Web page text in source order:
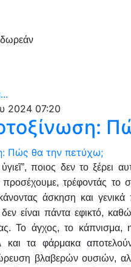
δωρεάν
2024 07:20
ποιος δεν το
τρέφοντάς το
άσκηση και γενικά
είναι πάντα εφικτό,
Το άγχος, το
και τα φάρμακα
βλαβερών ουσιών,